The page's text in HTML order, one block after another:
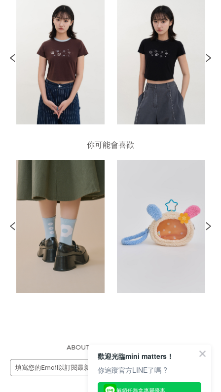
你可能會喜歡
ABOUT US
歡迎光臨mini matters！
你追蹤官方LINE了嗎 ?
解鎖任務拿專屬優惠